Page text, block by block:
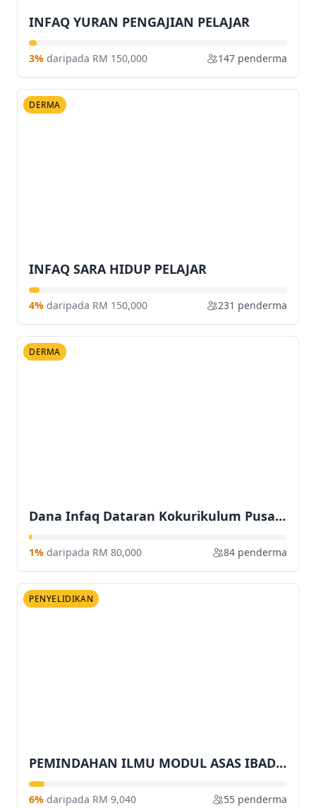
INFAQ YURAN PENGAJIAN PELAJAR
3% daripada RM 150,000 147 penderma
DERMA
INFAQ SARA HIDUP PELAJAR
4% daripada RM 150,000 231 penderma
DERMA
Dana Infaq Dataran Kokurikulum Pusat Pembangunan Holistik Pelajar (PPHP)
1% daripada RM 80,000 84 penderma
PENYELIDIKAN
PEMINDAHAN ILMU MODUL ASAS IBADAT (I-ASAS) PEMERKASAAN PEMULIHAN HOLISTIK GOLONGAN TRANSGENDER MUSLIM DI TERENGGANU
6% daripada RM 9,040 55 penderma